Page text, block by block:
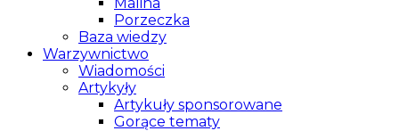
Porzeczka
Baza wiedzy
Warzywnictwo
Wiadomości
Artykyły
Artykuły sponsorowane
Gorące tematy